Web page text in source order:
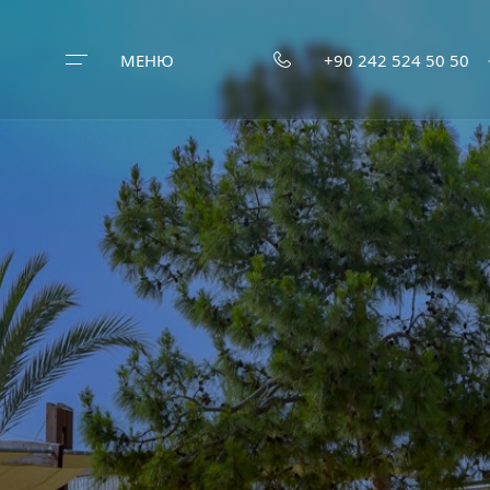
Главная
страница
Об Армас
Наши отели
Еда и
МЕНЮ +90 242 524 50 50